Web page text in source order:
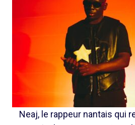
Neaj, le rappeur nantais qui